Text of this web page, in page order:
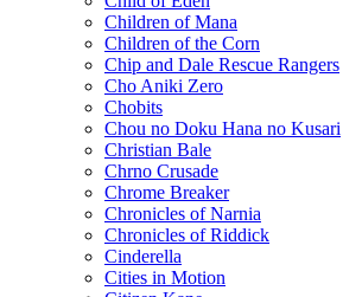
Children of Mana
Children of the Corn
Chip and Dale Rescue Rangers
Cho Aniki Zero
Chobits
Chou no Doku Hana no Kusari
Christian Bale
Chrno Crusade
Chrome Breaker
Chronicles of Narnia
Chronicles of Riddick
Cinderella
Cities in Motion